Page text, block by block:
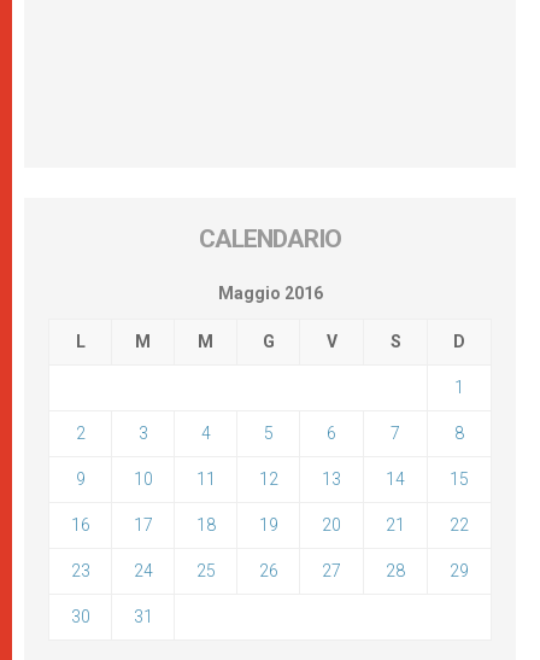
CALENDARIO
Maggio 2016
L M M G V S D
1
2 3 4 5 6 7 8
9 10 11 12 13 14 15
16 17 18 19 20 21 22
23 24 25 26 27 28 29
30 31